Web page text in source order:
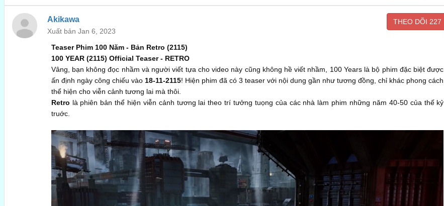
Akikawa
Xuất bản Jan 6, 2023
THEO DÕI 227
Teaser Phim 100 Năm - Bản Retro (2115)
100 YEAR (2115) Official Teaser - RETRO
Vâng, bạn không đọc nhầm và người viết tựa cho video này cũng không hề viết nhầm, 100 Years là bộ phim đặc biệt được
ấn định ngày công chiếu vào 18-11-2115! Hiện phim đã có 3 teaser với nội dung gần như tương đồng, chỉ khác phong cách
thể hiện cho viễn cảnh tương lai mà thôi.
Retro là phiên bản thể hiện viễn cảnh tương lai theo trí tưởng tuọng của các nhà làm phim những năm 40-50 của thế kỷ
truớc.